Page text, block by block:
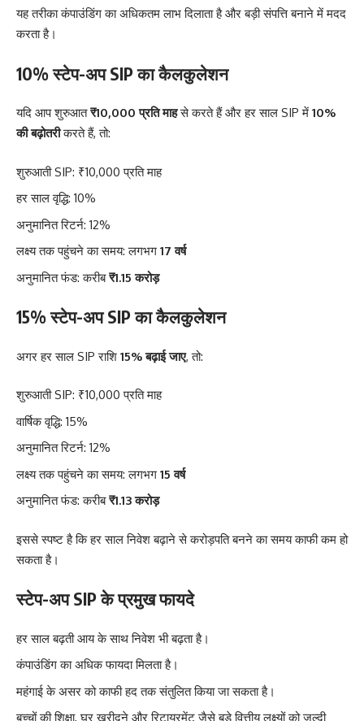
यह तरीका कंपाउंडिंग का अधिकतम लाभ दिलाता है और बड़ी संपत्ति बनाने में मदद
करता है।
10% स्टेप-अप SIP का कैलकुलेशन
यदि आप शुरुआत₹10,000 प्रति माहसे करते हैं और हर साल SIP में 10%
की बढ़ोतरीकरते हैं, तो:
शुरुआती SIP: ₹10,000 प्रति माह
हर साल वृद्धि: 10%
अनुमानित रिटर्न: 12%
लक्ष्य तक पहुंचने का समय: लगभग 17 वर्ष
अनुमानित फंड: करीब₹1.15 करोड़
15% स्टेप-अप SIP का कैलकुलेशन
अगर हर साल SIP राशि 15% बढ़ाई जाए, तो:
शुरुआती SIP: ₹10,000 प्रति माह
वार्षिक वृद्धि: 15%
अनुमानित रिटर्न: 12%
लक्ष्य तक पहुंचने का समय: लगभग 15 वर्ष
अनुमानित फंड: करीब₹1.13 करोड़
इससे स्पष्ट है कि हर साल निवेश बढ़ाने से करोड़पति बनने का समय काफी कम हो
सकता है।
स्टेप-अप SIP के प्रमुख फायदे
हर साल बढ़ती आय के साथ निवेश भी बढ़ता है।
कंपाउंडिंग का अधिक फायदा मिलता है।
महंगाई के असर को काफी हद तक संतुलित किया जा सकता है।
बच्चों की शिक्षा, घर खरीदने और रिटायरमेंट जैसे बड़े वित्तीय लक्ष्यों को जल्दी